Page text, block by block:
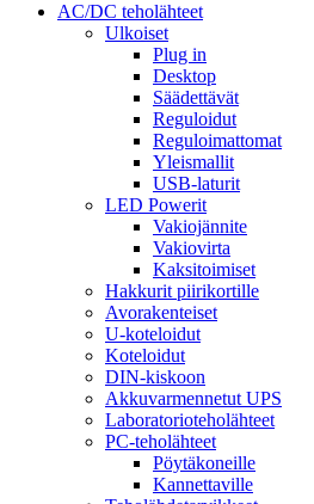
AC/DC teholähteet
Ulkoiset
Plug in
Desktop
Säädettävät
Reguloidut
Reguloimattomat
Yleismallit
USB-laturit
LED Powerit
Vakiojännite
Vakiovirta
Kaksitoimiset
Hakkurit piirikortille
Avorakenteiset
U-koteloidut
Koteloidut
DIN-kiskoon
Akkuvarmennetut UPS
Laboratorioteholähteet
PC-teholähteet
Pöytäkoneille
Kannettaville